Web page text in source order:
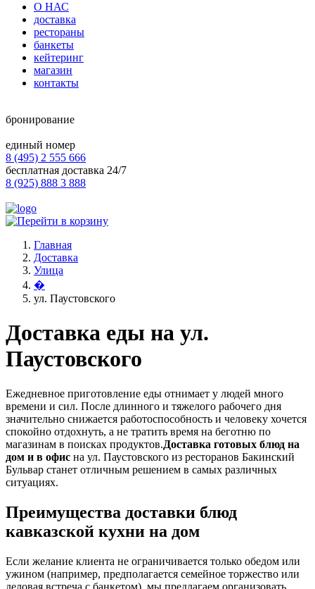
О НАС
доставка
рестораны
банкеты
кейтеринг
магазин
контакты
бронирование
единый номер
8 (495) 2 555 666
бесплатная доставка 24/7
8 (925) 888 3 888
Главная
Доставка
Улица
�
ул. Паустовского
Доставка еды на ул.
Паустовского
Ежедневное приготовление еды отнимает у людей много
времени и сил. После длинного и тяжелого рабочего дня
значительно снижается работоспособность и человеку хочется
спокойно отдохнуть, а не тратить время на беготню по
магазинам в поисках продуктов.Доставка готовых блюд на
дом и в офис на ул. Паустовского из ресторанов Бакинский
Бульвар станет отличным решением в самых различных
ситуациях.
Преимущества доставки блюд
кавказской кухни на дом
Если желание клиента не ограничивается только обедом или
ужином (например, предполагается семейное торжество или
деловая встреча с банкетом), мы предлагаем организовать